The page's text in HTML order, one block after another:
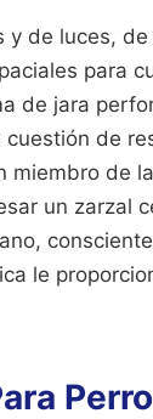
de luces,
para
de jara
de
miembro de
un zarzal
le